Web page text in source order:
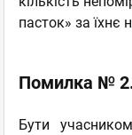
пасток» за їхнє
Помилка № 2.
Бути